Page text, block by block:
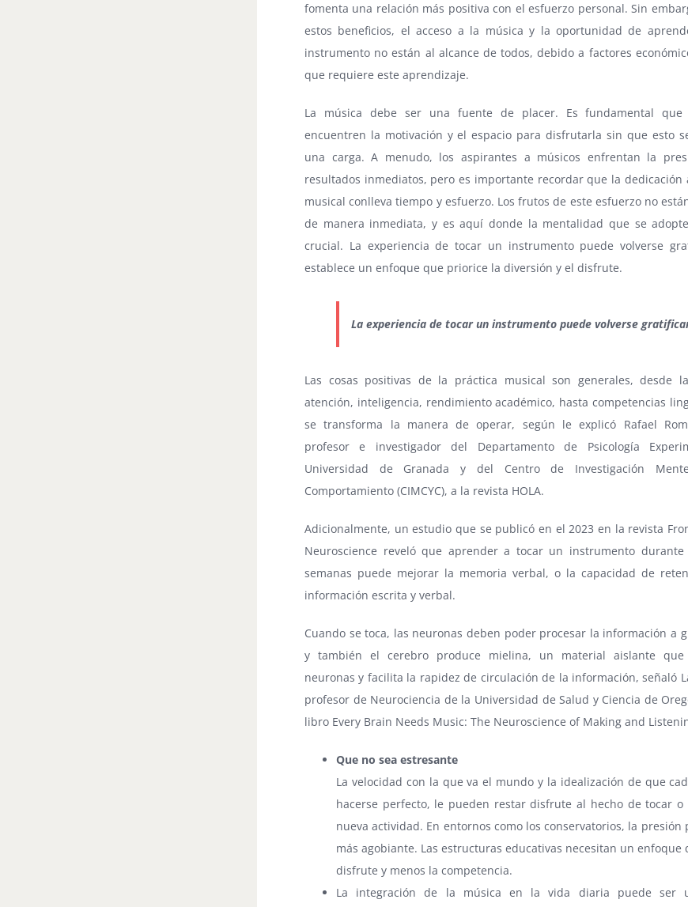
fomenta una relación más positiva con el esfuerzo personal. Sin
estos beneficios, el acceso a la música y la oportunidad de
instrumento no están al alcance de todos, debido a factores
que requiere este aprendizaje.
La música debe ser una fuente de placer. Es fundamental que
encuentren la motivación y el espacio para disfrutarla sin que esto
una carga. A menudo, los aspirantes a músicos enfrentan la
resultados inmediatos, pero es importante recordar que la dedicación
musical conlleva tiempo y esfuerzo. Los frutos de este esfuerzo no
de manera inmediata, y es aquí donde la mentalidad que se
crucial. La experiencia de tocar un instrumento puede volverse
establece un enfoque que priorice la diversión y el disfrute.
La experiencia de tocar un instrumento puede volverse
Las cosas positivas de la práctica musical son generales, desde
atención, inteligencia, rendimiento académico, hasta competencias
se transforma la manera de operar, según le explicó Rafael
profesor e investigador del Departamento de Psicología
Universidad de Granada y del Centro de Investigación
Comportamiento (CIMCYC), a la revista HOLA.
Adicionalmente, un estudio que se publicó en el 2023 en la revista
Neuroscience reveló que aprender a tocar un instrumento
semanas puede mejorar la memoria verbal, o la capacidad de
información escrita y verbal.
Cuando se toca, las neuronas deben poder procesar la información a
y también el cerebro produce mielina, un material aislante que
neuronas y facilita la rapidez de circulación de la información, señaló
profesor de Neurociencia de la Universidad de Salud y Ciencia de
libro Every Brain Needs Music: The Neuroscience of Making and
Que no sea estresante
La velocidad con la que va el mundo y la idealización de que
hacerse perfecto, le pueden restar disfrute al hecho de tocar o
nueva actividad. En entornos como los conservatorios, la presión
más agobiante. Las estructuras educativas necesitan un enfoque
disfrute y menos la competencia.
La integración de la música en la vida diaria puede ser